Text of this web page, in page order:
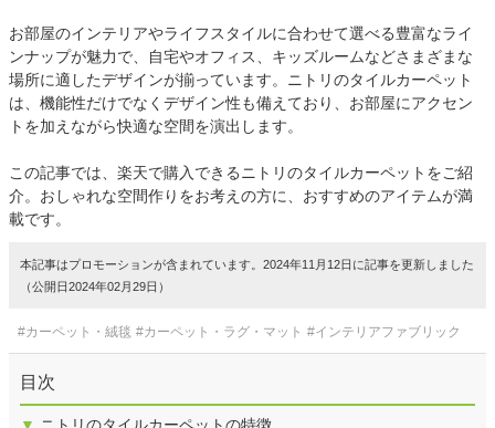
お部屋のインテリアやライフスタイルに合わせて選べる豊富なライ
ンナップが魅力で、自宅やオフィス、キッズルームなどさまざまな
場所に適したデザインが揃っています。ニトリのタイルカーペット
は、機能性だけでなくデザイン性も備えており、お部屋にアクセン
トを加えながら快適な空間を演出します。
この記事では、楽天で購入できるニトリのタイルカーペットをご紹
介。おしゃれな空間作りをお考えの方に、おすすめのアイテムが満
載です。
本記事はプロモーションが含まれています。2024年11月12日に記事を更新しました
（公開日2024年02月29日）
#カーペット・絨毯 #カーペット・ラグ・マット #インテリアファブリック
目次